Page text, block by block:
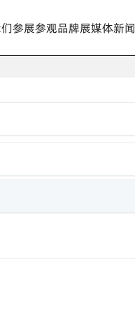
参展参观品牌展媒体新闻